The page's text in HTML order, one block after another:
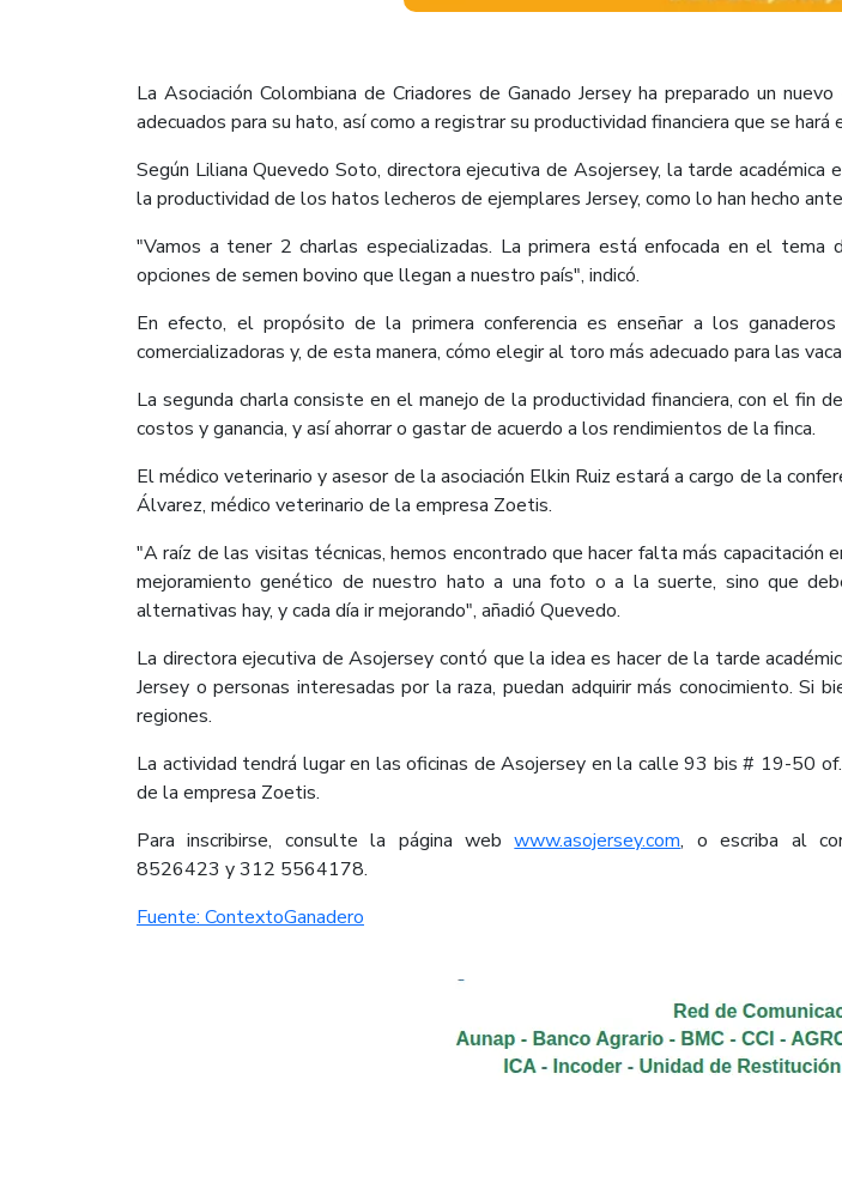
La Asociación Colombiana de Criadores de Ganado Jersey ha preparado un
adecuados para su hato, así como a registrar su productividad financiera que se
Según Liliana Quevedo Soto, directora ejecutiva de Asojersey, la tarde
la productividad de los hatos lecheros de ejemplares Jersey, como lo han hecho
"Vamos a tener 2 charlas especializadas. La primera está enfocada en el
opciones de semen bovino que llegan a nuestro país", indicó.
En efecto, el propósito de la primera conferencia es enseñar a los
comercializadoras y, de esta manera, cómo elegir al toro más adecuado para las
La segunda charla consiste en el manejo de la productividad financiera, con el fin
costos y ganancia, y así ahorrar o gastar de acuerdo a los rendimientos de la finca.
El médico veterinario y asesor de la asociación Elkin Ruiz estará a cargo de la
Álvarez, médico veterinario de la empresa Zoetis.
"A raíz de las visitas técnicas, hemos encontrado que hacer falta más
mejoramiento genético de nuestro hato a una foto o a la suerte, sino que
alternativas hay, y cada día ir mejorando", añadió Quevedo.
La directora ejecutiva de Asojersey contó que la idea es hacer de la tarde
Jersey o personas interesadas por la raza, puedan adquirir más conocimiento.
regiones.
La actividad tendrá lugar en las oficinas de Asojersey en la calle 93 bis # 19-50
de la empresa Zoetis.​
Para inscribirse, consulte la página webwww.asojersey.com, o escriba al
8526423 y 312 5564178.
Fuente: ContextoGanadero